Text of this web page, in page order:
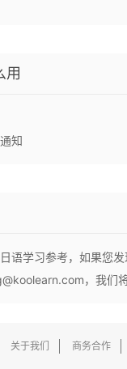
用
知
语学习参考，如果您
，我们
关于我们 商务合作